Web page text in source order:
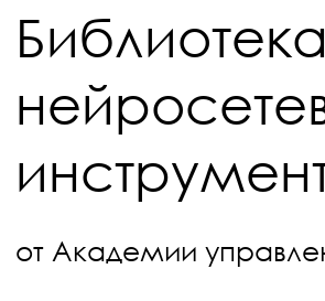
от Академии управления WINbd